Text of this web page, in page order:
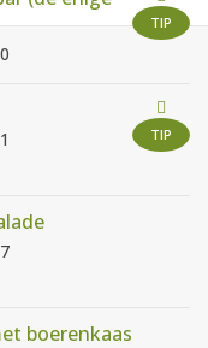
TIP
TIP
boerenkaas